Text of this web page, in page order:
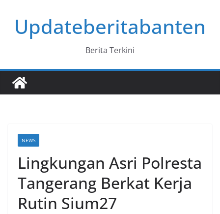
contentUpdateberitabanten
Berita Terkini
NEWS
Lingkungan Asri Polresta
Tangerang Berkat Kerja
Rutin Sium27